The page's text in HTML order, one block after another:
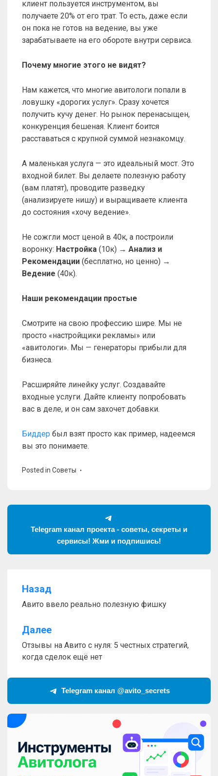
клиент пользуется инструментом, вы
получаете 20% от его трат. То есть, даже если
он пока не готов на ведение, вы уже
зарабатываете на его обороте внутри сервиса.
Почему многие этого не видят?
Нам кажется, что многие авитологи попали в
ловушку «дорогих услуг». Сразу хочется
получить кучу денег. Но рынок перенасыщен,
конкуренция бешеная. Клиент боится
расставаться с крупной суммой незнакомцу.
А маленькая услуга — это идеальный мост. Это
входной билет. Вы делаете полезную работу
(вам платят), проводите разведку
(анализируете нишу) и выращиваете клиента
до состояния «хочу ведение».
Не сожгли мост ценой в 40к, а построили
воронку: Настройка (10к) → Анализ и
Рекомендации (бесплатно, но ценно) →
Ведение (40к).
Наши рекомендации простые
Смотрите на свою профессию шире. Мы не
просто «настройщики рекламы» или
«авитологи». Мы — генераторы прибыли для
бизнеса.
Расширяйте линейку услуг. Создавайте
входные услуги. Дайте клиенту попробовать
вас в деле, и он сам захочет добавки.
Биддер был взят просто как пример, надеемся
вы это понимаете.
Posted in Советы
Telegram канал проекта - советы, секреты и
сервисы! Жми и подпишись!
Навигация
по
записям
Назад
Авито ввело реально полезную фишку
Далее
Отзывы на Авито с нуля: 5 честных стратегий,
когда сделок ещё нет
Telegram канал @avito_secrets